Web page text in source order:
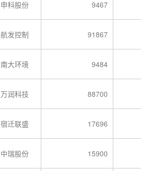
申科股份 9467
航发控制 91867
南大环境 9484
万润科技 88700
宿迁联盛 17696
中瑞股份 15900